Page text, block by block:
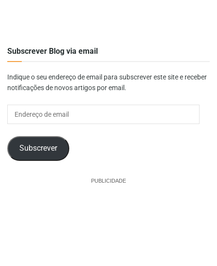
Subscrever Blog via email
Indique o seu endereço de email para subscrever este site e receber
notificações de novos artigos por email.
Endereço
Subscrever
PUBLICIDADE